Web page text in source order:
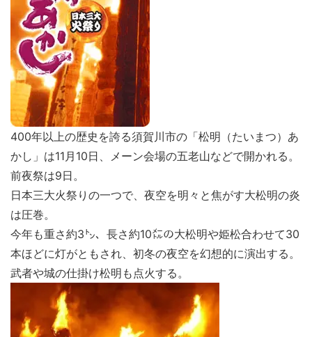
400年以上の歴史を誇る須賀川市の「松明（たいまつ）あ
かし」は11月10日、メーン会場の五老山などで開かれる。
前夜祭は9日。
日本三大火祭りの一つで、夜空を明々と焦がす大松明の炎
は圧巻。
今年も重さ約3㌧、長さ約10㍍の大松明や姫松合わせて30
本ほどに灯がともされ、初冬の夜空を幻想的に演出する。
武者や城の仕掛け松明も点火する。